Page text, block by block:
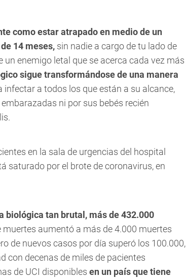
como estar atrapado en medio de un
14 meses, sin nadie a cargo de tu lado de
un enemigo letal que se acerca cada vez más
sigue transformándose de una manera
infectar a todos los que están a su alcance,
ni por sus bebés recién
en la sala de urgencias del hospital
saturado por el brote de coronavirus, en
biológica tan brutal, más de 432.000
muertes aumentó a más de 4.000 muertes
de nuevos casos por día superó los 100.000,
con decenas de miles de pacientes
de UCI disponibles en un país que tiene